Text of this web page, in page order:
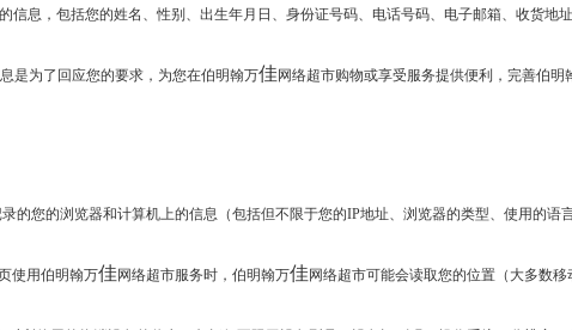
信息，包括您的姓名、性别、出生年月日、身份证号码、电话号码、电子邮箱、收货地
是为了回应您的要求，为您在伯明翰万佳 网络超市购物或享受服务提供便利，完善伯明
的您的浏览器和计算机上的信息（包括但不限于您的IP地址、浏览器的类型、使用的语
使用伯明翰万佳 网络超市服务时，伯明翰万佳 网络超市可能会读取您的位置（大多数